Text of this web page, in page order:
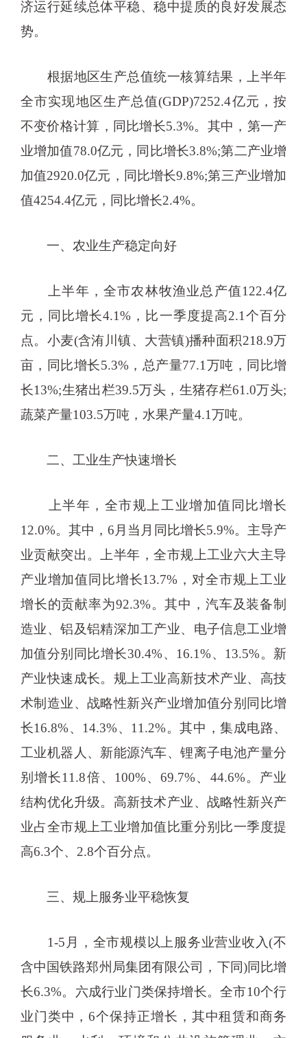
济运行延续总体平稳、稳中提质的良好发展态
势。
根据地区生产总值统一核算结果，上半年
全市实现地区生产总值(GDP)7252.4亿元，按
不变价格计算，同比增长5.3%。其中，第一产
业增加值78.0亿元，同比增长3.8%;第二产业增
加值2920.0亿元，同比增长9.8%;第三产业增加
值4254.4亿元，同比增长2.4%。
一、农业生产稳定向好
上半年，全市农林牧渔业总产值122.4亿
元，同比增长4.1%，比一季度提高2.1个百分
点。小麦(含洧川镇、大营镇)播种面积218.9万
亩，同比增长5.3%，总产量77.1万吨，同比增
长13%;生猪出栏39.5万头，生猪存栏61.0万头;
蔬菜产量103.5万吨，水果产量4.1万吨。
二、工业生产快速增长
上半年，全市规上工业增加值同比增长
12.0%。其中，6月当月同比增长5.9%。主导产
业贡献突出。上半年，全市规上工业六大主导
产业增加值同比增长13.7%，对全市规上工业
增长的贡献率为92.3%。其中，汽车及装备制
造业、铝及铝精深加工产业、电子信息工业增
加值分别同比增长30.4%、16.1%、13.5%。新
产业快速成长。规上工业高新技术产业、高技
术制造业、战略性新兴产业增加值分别同比增
长16.8%、14.3%、11.2%。其中，集成电路、
工业机器人、新能源汽车、锂离子电池产量分
别增长11.8倍、100%、69.7%、44.6%。产业
结构优化升级。高新技术产业、战略性新兴产
业占全市规上工业增加值比重分别比一季度提
高6.3个、2.8个百分点。
三、规上服务业平稳恢复
1-5月，全市规模以上服务业营业收入(不
含中国铁路郑州局集团有限公司，下同)同比增
长6.3%。六成行业门类保持增长。全市10个行
业门类中，6个保持正增长，其中租赁和商务